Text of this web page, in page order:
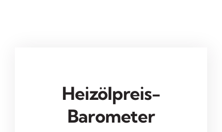
Heizölpreis-
Barometer